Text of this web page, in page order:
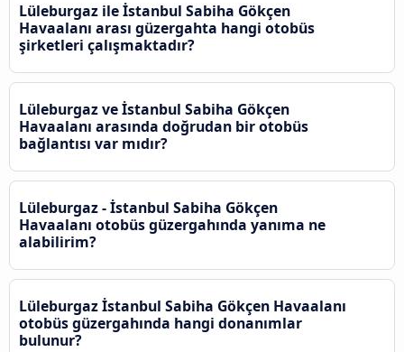
Lüleburgaz ile İstanbul Sabiha Gökçen
Havaalanı arası güzergahta hangi otobüs
şirketleri çalışmaktadır?
Lüleburgaz ve İstanbul Sabiha Gökçen
Havaalanı arasında doğrudan bir otobüs
bağlantısı var mıdır?
Lüleburgaz - İstanbul Sabiha Gökçen
Havaalanı otobüs güzergahında yanıma ne
alabilirim?
Lüleburgaz İstanbul Sabiha Gökçen Havaalanı
otobüs güzergahında hangi donanımlar
bulunur?